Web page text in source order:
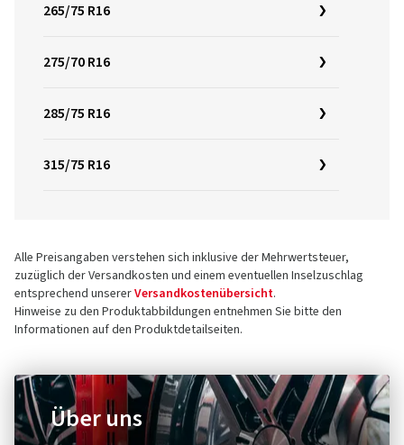
265/75 R16
275/70 R16
285/75 R16
315/75 R16
Alle Preisangaben verstehen sich inklusive der Mehrwertsteuer,
zuzüglich der Versandkosten und einem eventuellen Inselzuschlag
entsprechend unsererVersandkostenübersicht.
Hinweise zu den Produktabbildungen entnehmen Sie bitte den
Informationen auf den Produktdetailseiten.
Über uns